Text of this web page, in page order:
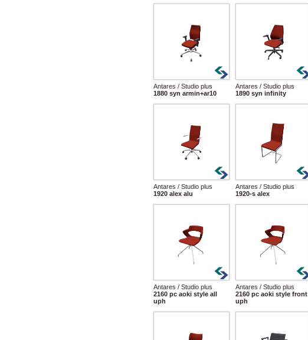
Antares / Studio plus
1880 syn armin+ar10
Antares / Studio plus
1890 syn infinity
Antares / Studio plus
1920 alex alu
Antares / Studio plus
1920-s alex
Antares / Studio plus
2160 pc aoki style all
uph
Antares / Studio plus
2160 pc aoki style front
uph